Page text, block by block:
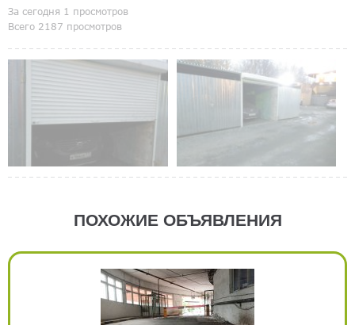
За сегодня 1 просмотров
Всего 2187 просмотров
ПОХОЖИЕ ОБЪЯВЛЕНИЯ